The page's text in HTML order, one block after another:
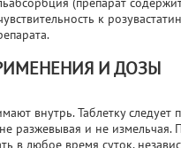
к
И ДОЗЫ
внутрь. Таблетку следует
разжевывая и не измельчая.
в любое время суток,